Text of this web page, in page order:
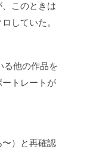
このときは
していた。
る他の作品を
ートレートが
）と再確認